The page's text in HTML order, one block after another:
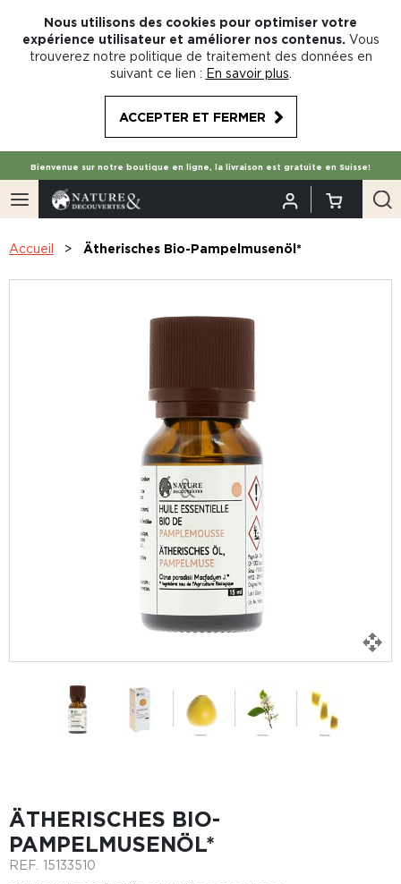
Nous utilisons des cookies pour optimiser votre
expérience utilisateur et améliorer nos contenus. Vous
trouverez notre politique de traitement des données en
suivant ce lien : En savoir plus
ACCEPTER ET FERMER
Bienvenue sur notre boutique en ligne, la livraison est gratuite en Suisse!
Accueil Ätherisches Bio-Pampelmusenöl*
ÄTHERISCHES BIO-
PAMPELMUSENÖL*
REF. 15133510